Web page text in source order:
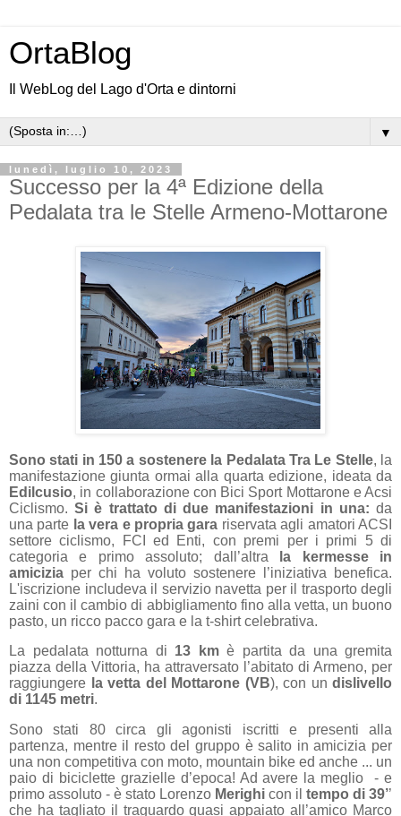
OrtaBlog
Il WebLog del Lago d'Orta e dintorni
▼
lunedì, luglio 10, 2023
Successo per la 4ª Edizione della
Pedalata tra le Stelle Armeno-Mottarone
Sono stati in 150 a sostenere la Pedalata Tra Le Stelle, la
manifestazione giunta ormai alla quarta edizione, ideata da
Edilcusio, in collaborazione con Bici Sport Mottarone e Acsi
Ciclismo.Si è trattato di due manifestazioni in una:da
una parte la vera e propria gara riservata agli amatori ACSI
settore ciclismo, FCI ed Enti, con premi per i primi 5 di
categoria e primo assoluto; dall’altra
la kermesse in
amicizia per chi ha voluto sostenere l’iniziativa benefica.
L'iscrizione includeva il servizio navetta per il trasporto degli
zaini con il cambio di abbigliamento fino alla vetta, un buono
pasto, un ricco pacco gara e la t-shirt celebrativa.
La pedalata notturna di 13 km è partita da una gremita
piazza della Vittoria, ha attraversato l’abitato di Armeno, per
raggiungere la vetta del Mottarone (VB), con un dislivello
di 1145 metri.
Sono stati 80 circa gli agonisti iscritti e presenti alla
partenza, mentre il resto del gruppo è salito in amicizia per
una non competitiva con moto, mountain bike ed anche ... un
paio di biciclette grazielle d’epoca! Ad avere la meglio
- e
primo assoluto - è stato Lorenzo Merighi con il tempo di 39’’
che ha tagliato il traguardo quasi appaiato all’amico Marco